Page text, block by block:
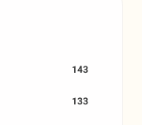
143
133